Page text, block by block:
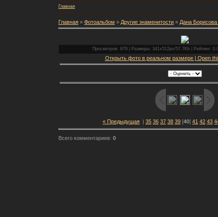
Главная
Главная » Фотоальбом » Другие знаменитости » Дана
Просмотров: 879 | Размеры: 341x512px/57.7Kb | Рейтинг:
Открыть фото в реальном размере | Open
« Предыдущая | 35 36 37 38 39 [40] 41 42 43
Всего комментариев: 0